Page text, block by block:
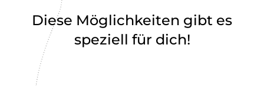
Diese Möglichkeiten gibt es
speziell für dich!